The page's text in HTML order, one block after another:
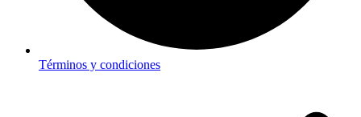
Términos y condiciones